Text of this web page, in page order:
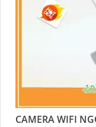
CAMERA WIFI